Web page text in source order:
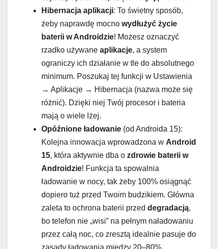
Hibernacja aplikacji: To świetny sposób,
żeby naprawdę mocno wydłużyć życie
baterii w Androidzie! Możesz oznaczyć
rzadko używane aplikacje, a system
ograniczy ich działanie w tle do absolutnego
minimum. Poszukaj tej funkcji w Ustawienia
→ Aplikacje → Hibernacja (nazwa może się
różnić). Dzięki niej Twój procesor i bateria
mają o wiele lżej.
Opóźnione ładowanie (od Androida 15):
Kolejna innowacja wprowadzona w Android
15, która aktywnie dba o zdrowie baterii w
Androidzie! Funkcja ta spowalnia
ładowanie w nocy, tak żeby 100% osiągnąć
dopiero tuż przed Twoim budzikiem. Główna
zaleta to ochrona baterii przed degradacją,
bo telefon nie „wisi” na pełnym naładowaniu
przez całą noc, co zresztą idealnie pasuje do
zasady ładowania między 20–80%.